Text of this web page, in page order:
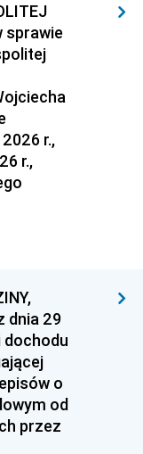
sprawie
r.,
r.,
dnia 29
dochodu
o
od
przez